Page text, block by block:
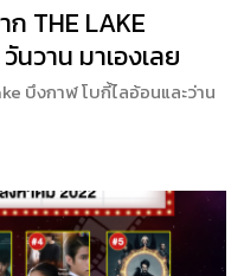
ก THE LAKE
นวาน มาเองเลย
บึงกาฬ โบกี้ไลอ้อนและว่าน